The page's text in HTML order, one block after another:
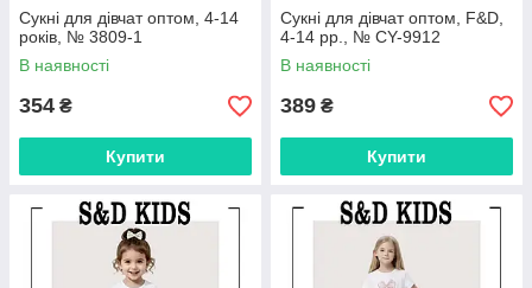
Сукні для дівчат оптом, 4-14
років, № 3809-1
В наявності
354 ₴
Купити
Сукні для дівчат оптом, F&D,
4-14 рр., № CY-9912
В наявності
389 ₴
Купити